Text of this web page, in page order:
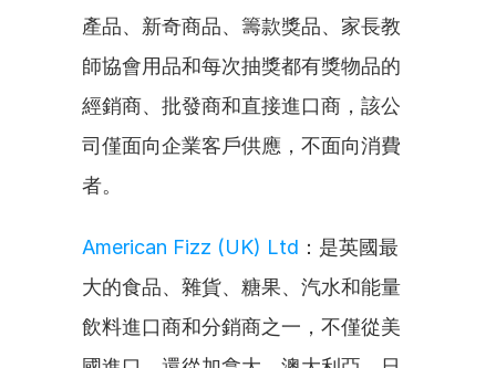
產品、新奇商品、籌款獎品、家長教
師協會用品和每次抽獎都有獎物品的
經銷商、批發商和直接進口商，該公
司僅面向企業客戶供應，不面向消費
者。
American Fizz (UK) Ltd ：是英國最
大的食品、雜貨、糖果、汽水和能量
飲料進口商和分銷商之一，不僅從美